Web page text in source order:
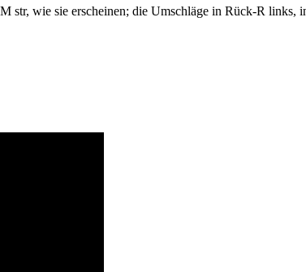
str, wie sie erscheinen; die Umschläge in Rück-R links,